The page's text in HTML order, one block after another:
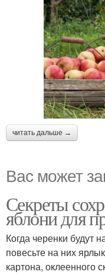
читать дальше →
Вас может
Секреты
яблони для
Когда черенки будут
повесьте на них
картона, оклеенного